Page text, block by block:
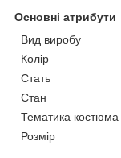
Основні атрибути
Вид виробу
Колір
Стать
Стан
Тематика костюма
Розмір